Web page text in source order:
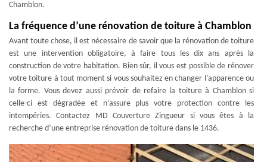
Chamblon.
La fréquence d’une rénovation de toiture à Chamblon
Avant toute chose, il est nécessaire de savoir que la rénovation de toiture
est une intervention obligatoire, à faire tous les dix ans après la
construction de votre habitation. Bien sûr, il vous est possible de rénover
votre toiture à tout moment si vous souhaitez en changer l’apparence ou
la forme. Vous devez aussi prévoir de refaire la toiture à Chamblon si
celle-ci est dégradée et n’assure plus votre protection contre les
intempéries. Contactez MD Couverture Zingueur si vous êtes à la
recherche d’une entreprise rénovation de toiture dans le 1436.